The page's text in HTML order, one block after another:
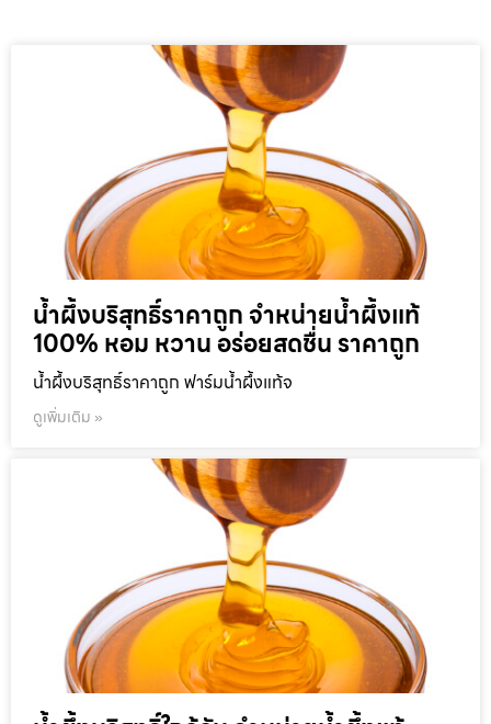
น้ำผึ้งบริสุทธิ์ราคาถูก จำหน่ายน้ำผึ้งแท้
100% หอม หวาน อร่อยสดชื่น ราคาถูก
น้ำผึ้งบริสุทธิ์ราคาถูก ฟาร์มน้ำผึ้งแท้จ
ดูเพิ่มเติม »